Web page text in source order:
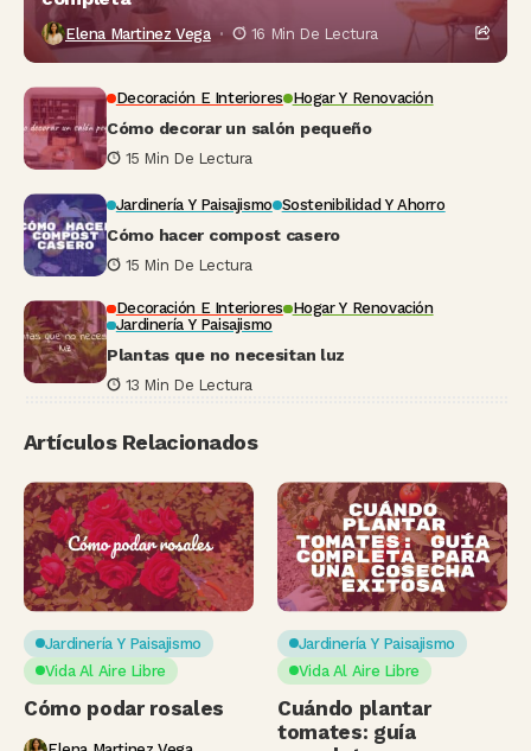
Elena Martinez Vega 16 Min De Lectura
Decoración E Interiores Hogar Y Renovación
Cómo decorar un salón pequeño
15 Min De Lectura
Jardinería Y Paisajismo Sostenibilidad Y Ahorro
Cómo hacer compost casero
15 Min De Lectura
Decoración E Interiores Hogar Y Renovación
Jardinería Y Paisajismo
Plantas que no necesitan luz
13 Min De Lectura
Artículos Relacionados
Jardinería Y Paisajismo
Vida Al Aire Libre
Cómo podar rosales
Jardinería Y Paisajismo
Vida Al Aire Libre
Cuándo plantar
tomates: guía